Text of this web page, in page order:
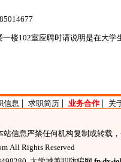
楼102室应聘时请说明是在大学
信息 | 求职简历| 业务合作| 关
信息严禁任何机构复制或转载
All Rights Reserved